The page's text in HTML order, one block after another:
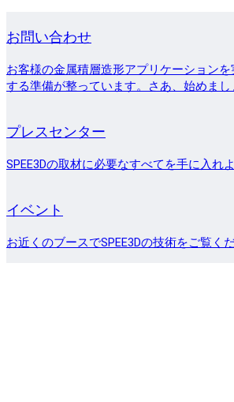
お問い合わせ
お客様の金属積層造形アプリケーション
する準備が整っています。さあ、始めまし
プレスセンター
SPEE3Dの取材に必要なすべてを手に入れよ
イベント
お近くのブースでSPEE3Dの技術をご覧くだ